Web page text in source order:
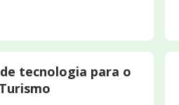
tecnologia para o
Turismo